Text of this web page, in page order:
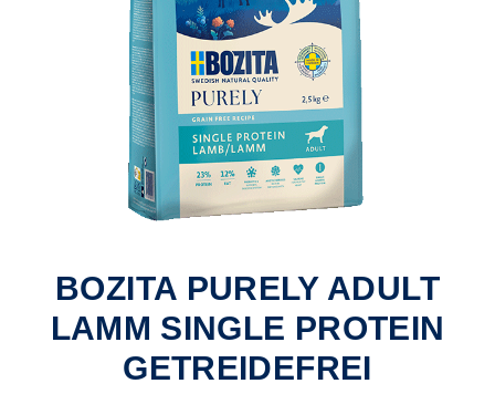
BOZITA PURELY ADULT
LAMM SINGLE PROTEIN
GETREIDEFREI